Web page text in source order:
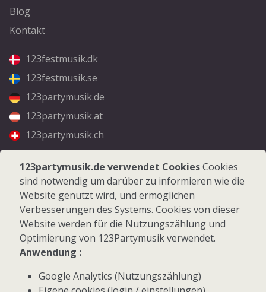
Blog
Kontakt
123festmusik.dk
123festmusik.se
123partymusik.de
123partymusik.at
123partymusik.ch
Folgen Sie uns
Facebook
Instagram
© 2026 123Partymusik.de - Alle Rechte vorbehalten
123partymusik.de verwendet CookiesCookies
sind notwendig um darüber zu informieren wie die
Website genutzt wird, und ermöglichen
Verbesserungen des Systems. Cookies von dieser
Website werden für die Nutzungszählung und
Optimierung von 123Partymusik verwendet.
Anwendung :
Google Analytics (Nutzungszählung)